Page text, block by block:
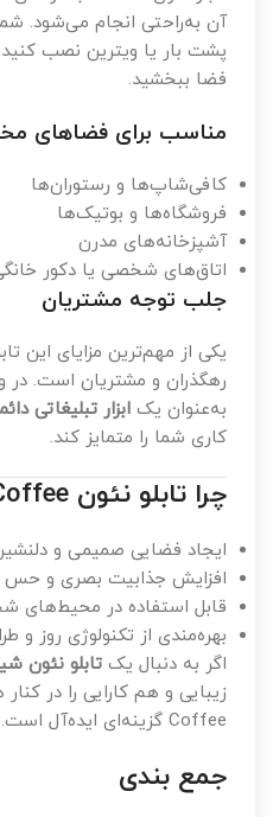
آن به‌راحتی انجام می‌شود.
پشت بار یا ویترین نصب کنید
فضا ببخشید.
مناسب برای فضاهای
کافی‌شاپ‌ها و رستوران‌ها
فروشگاه‌ها و بوتیک‌ها
آشپزخانه‌های مدرن
اتاق‌های شخصی یا دکور
جلب توجه مشتریان
یکی از مهم‌ترین مزایای این
رهگذران و مشتریان است. در
به‌عنوان یک ابزار تبلیغاتی
کاری شما را متمایز کند.
چرا تابلو نئون Coffee را انتخاب کنیم؟
ایجاد فضایی صمیمی و
افزایش جذابیت بصری و حس
قابل استفاده در محیط‌های
بهره‌مندی از تکنولوژی روز و
اگر به دنبال یک تابلو نئون
زیبایی و هم کارایی را در
Coffee گزینه‌ای ایده‌آل است.
جمع بندی